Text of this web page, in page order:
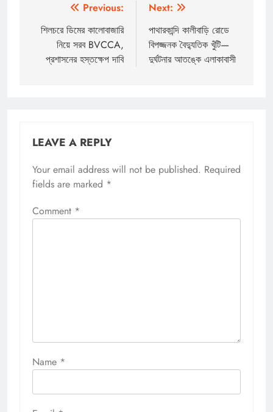
navigation
Previous:
শিলচরে ডিমের কালোবাজারি
নিয়ে সরব BVCCA,
প্রশাসনের হস্তক্ষেপ দাবি
Next:
পাথারকান্দি কালীবাড়ি রোডে
বিপজ্জনক বৈদ্যুতিক খুঁটি—
দুর্ঘটনার আতঙ্কে এলাকাবাসী
LEAVE A REPLY
Your email address will not be published. Required
fields are marked *
Comment *
Name *